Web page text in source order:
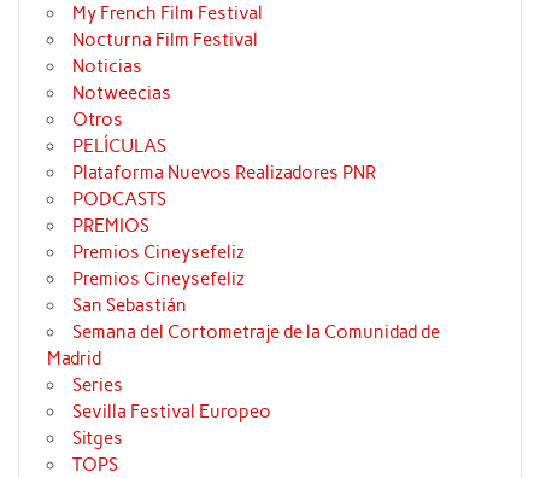
My French Film Festival
Nocturna Film Festival
Noticias
Notweecias
Otros
PELÍCULAS
Plataforma Nuevos Realizadores PNR
PODCASTS
PREMIOS
Premios Cineysefeliz
Premios Cineysefeliz
San Sebastián
Semana del Cortometraje de la Comunidad de
Madrid
Series
Sevilla Festival Europeo
Sitges
TOPS